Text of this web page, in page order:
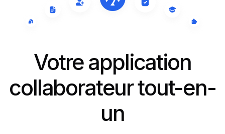
Votre application
collaborateur tout-en-
un